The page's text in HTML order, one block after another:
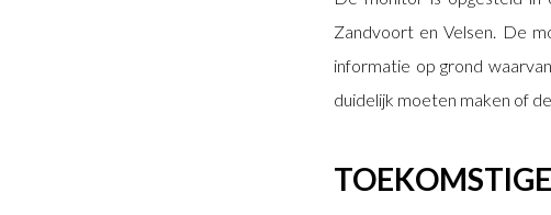
Zandvoort en Velsen. De
informatie op grond
duidelijk moeten maken of